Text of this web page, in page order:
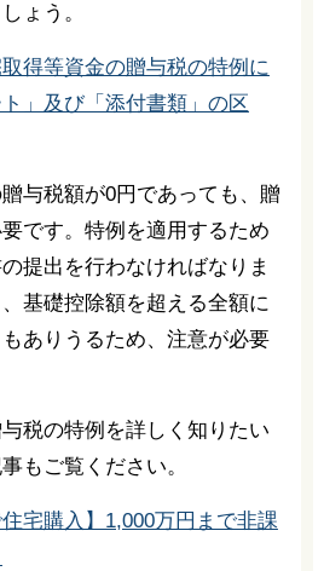
ょう。
得等資金の贈与税の特例に
」及び「添付書類」の区
与税額が0円であっても、贈
です。特例を適用するため
提出を行わなければなりま
基礎控除額を超える全額に
ありうるため、注意が必要
税の特例を詳しく知りたい
もご覧ください。
住宅購入】1,000万円まで非課